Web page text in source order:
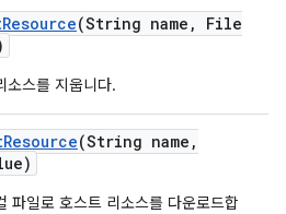
Resource(String name ,
File
소스를 지웁니다.
Resource(String name ,
파일로 호스트 리소스를 다운로드합